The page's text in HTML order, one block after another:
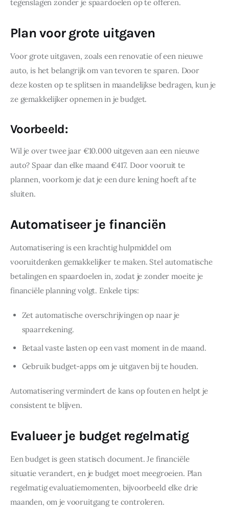
tegenslagen zonder je spaardoelen op te offeren.
Plan voor grote uitgaven
Voor grote uitgaven, zoals een renovatie of een nieuwe
auto, is het belangrijk om van tevoren te sparen. Door
deze kosten op te splitsen in maandelijkse bedragen, kun je
ze gemakkelijker opnemen in je budget.
Voorbeeld:
Wil je over twee jaar €10.000 uitgeven aan een nieuwe
auto? Spaar dan elke maand €417. Door vooruit te
plannen, voorkom je dat je een dure lening hoeft af te
sluiten.
Automatiseer je financiën
Automatisering is een krachtig hulpmiddel om
vooruitdenken gemakkelijker te maken. Stel automatische
betalingen en spaardoelen in, zodat je zonder moeite je
financiële planning volgt. Enkele tips:
Zet automatische overschrijvingen op naar je
spaarrekening.
Betaal vaste lasten op een vast moment in de maand.
Gebruik budget-apps om je uitgaven bij te houden.
Automatisering vermindert de kans op fouten en helpt je
consistent te blijven.
Evalueer je budget regelmatig
Een budget is geen statisch document. Je financiële
situatie verandert, en je budget moet meegroeien. Plan
regelmatig evaluatiemomenten, bijvoorbeeld elke drie
maanden, om je vooruitgang te controleren.